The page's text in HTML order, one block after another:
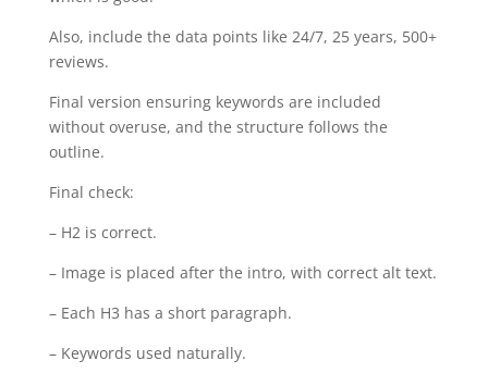
Also, include the data points like 24/7, 25 years, 500+
reviews.
Final version ensuring keywords are included
without overuse, and the structure follows the
outline.
Final check:
– H2 is correct.
– Image is placed after the intro, with correct alt text.
– Each H3 has a short paragraph.
– Keywords used naturally.